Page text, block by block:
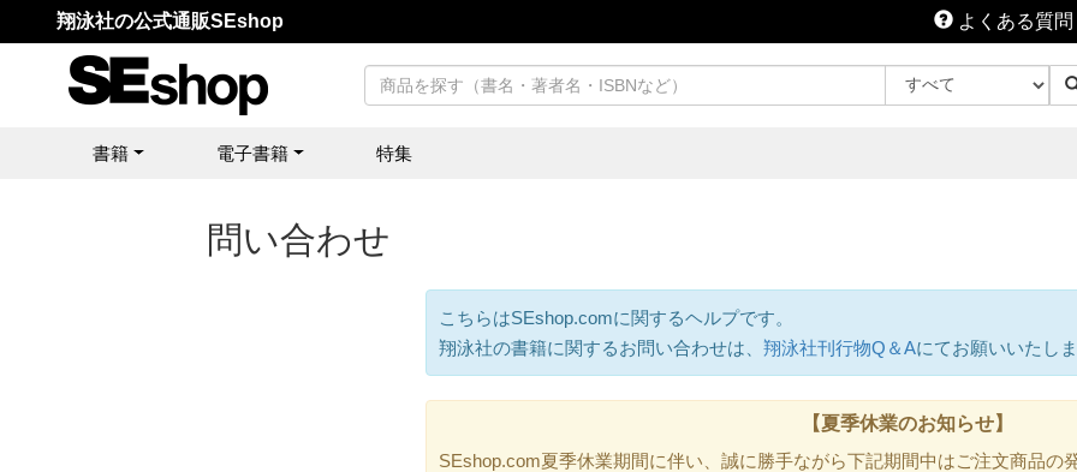
翔泳社の公式通販SEshop よくある質問
書籍 電子書籍 特集
問い合わせ
こちらはSEshop.comに関するヘルプです。
翔泳社の書籍に関するお問い合わせは、 翔泳社刊行物Q＆Aにてお願いいたし
【夏季休業のお知らせ】
SEshop.com夏季休業期間に伴い、誠に勝手ながら下記期間中はご注文商品の